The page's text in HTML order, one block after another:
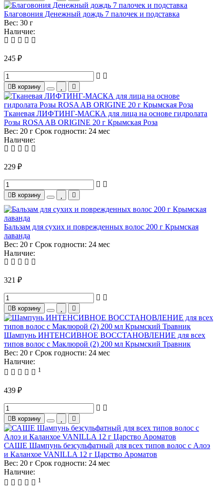
Благовония Денежный дождь 7 палочек и подставка
Вес: 30 г
Наличие:
245 ₽
В корзину
Тканевая ЛИФТИНГ-МАСКА для лица на основе гидролата
Розы ROSA AB ORIGINE 20 г Крымская Роза
Вес: 20 г Срок годности: 24 мес
Наличие:
229 ₽
В корзину
Бальзам для сухих и поврежденных волос 200 г Крымская
лаванда
Вес: 20 г Срок годности: 24 мес
Наличие:
321 ₽
В корзину
Шампунь ИНТЕНСИВНОЕ ВОССТАНОВЛЕНИЕ для всех
типов волос с Маклюрой (2) 200 мл Крымский Травник
Вес: 20 г Срок годности: 24 мес
Наличие:
1
439 ₽
В корзину
САШЕ Шампунь безсульфатный для всех типов волос с Алоэ
и Каланхое VANILLA 12 г Царство Ароматов
Вес: 20 г Срок годности: 24 мес
Наличие:
1